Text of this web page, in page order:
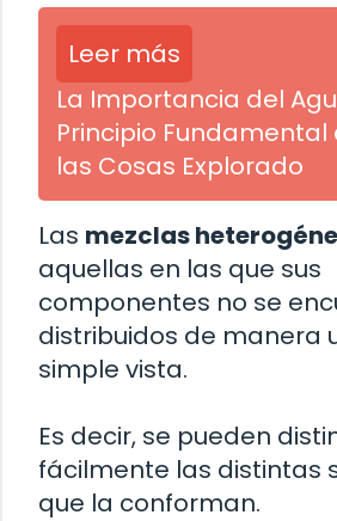
Leer más
La Importancia del
Principio Fundamental
las Cosas Explorado
Las mezclas
aquellas en las que sus
componentes no se
distribuidos de manera
simple vista.
Es decir, se pueden
fácilmente las distintas
que la conforman.